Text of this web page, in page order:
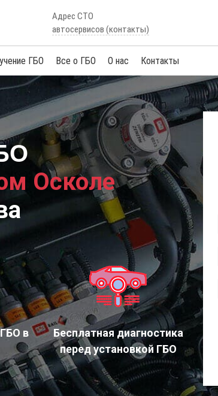
Адрес СТО
автосервисов (контакты)
ГБО Все о ГБО О нас Контакты
Осколе
в
Бесплатная диагностика
перед установкой ГБО